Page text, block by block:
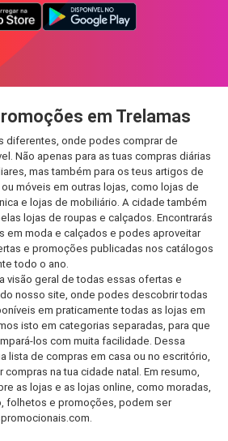
em Trelamas
diferentes, onde podes comprar de
Não apenas para as tuas compras diárias
mas também para os teus artigos de
móveis em outras lojas, como lojas de
e lojas de mobiliário. A cidade também
lojas de roupas e calçados. Encontrarás
em moda e calçados e podes aproveitar
e promoções publicadas nos catálogos
todo o ano.
visão geral de todas essas ofertas e
nosso site, onde podes descobrir todas
em praticamente todas as lojas em
isto em categorias separadas, para que
los com muita facilidade. Dessa
lista de compras em casa ou no escritório,
na tua cidade natal. Em resumo,
as lojas e as lojas online, como moradas,
folhetos e promoções, podem ser